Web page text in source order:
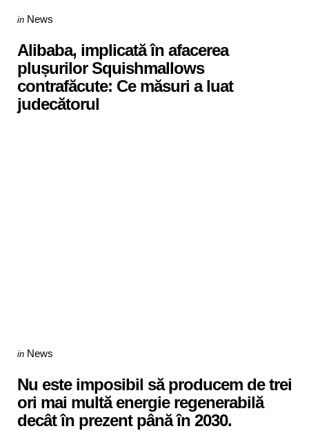
Categories
Posted
in News
Alibaba, implicată în afacerea
plușurilor Squishmallows
contrafăcute: Ce măsuri a luat
judecătorul
Categories
Posted
in News
Nu este imposibil să producem de trei
ori mai multă energie regenerabilă
decât în prezent până în 2030.